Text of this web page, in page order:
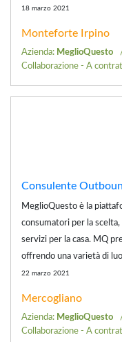
18 marzo 2021
Monteforte Irpino
Azienda: MeglioQuesto
Collaborazione - A
Consulente
MeglioQuesto è la
consumatori per la
servizi per la casa. MQ
offrendo una varietà di
22 marzo 2021
Mercogliano
Azienda: MeglioQuesto
Collaborazione - A